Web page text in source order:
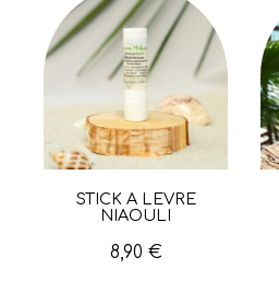
Aperçu rapide
STICK À LÈVRE
NIAOULI
8,90 €